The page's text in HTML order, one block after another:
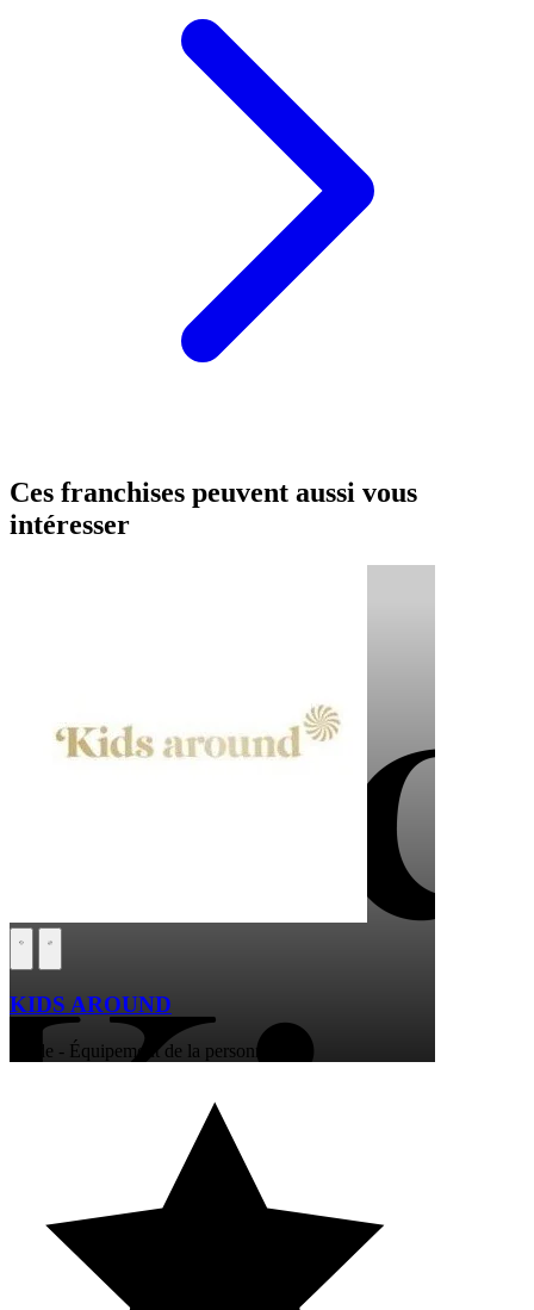
Ces franchises peuvent aussi vous
intéresser
KIDS AROUND
Mode - Équipement de la personne